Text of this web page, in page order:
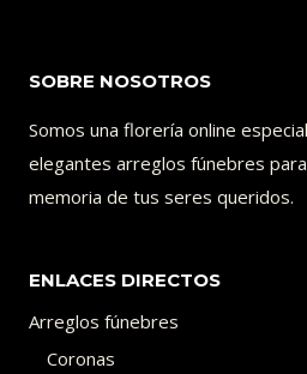
SOBRE NOSOTROS
Somos una florería online
elegantes arreglos fúnebres
memoria de tus seres queridos.
ENLACES DIRECTOS
Arreglos fúnebres
Coronas